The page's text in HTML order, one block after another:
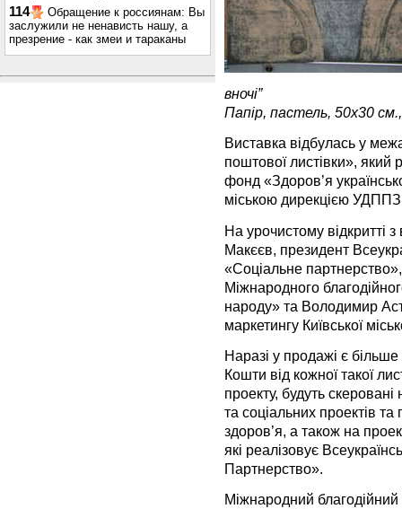
114
Обращение к россиянам: Вы
заслужили не ненависть нашу, а
презрение - как змеи и тараканы
вночі”
Папір, пастель, 50х30
Виставка відбулась у
поштової листівки», який
фонд «Здоров’я
міською дирекцією
На урочистому відкритті
Макєєв, президент
«Соціальне
Міжнародного
народу» та Володимир
маркетингу Київської
Наразі у продажі є більше
Кошти від кожної такої
проекту, будуть скеровані
та соціальних проектів
здоров’я, а також на
які реалізовує
Партнерство».
Міжнародний благодійний